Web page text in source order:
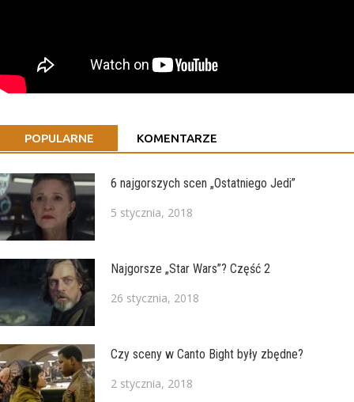
POPULARNE KOMENTARZE
6 najgorszych scen „Ostatniego Jedi”
5 stycznia, 2018
Najgorsze „Star Wars”? Część 2
26 stycznia, 2018
Czy sceny w Canto Bight były zbędne?
2 stycznia, 2018